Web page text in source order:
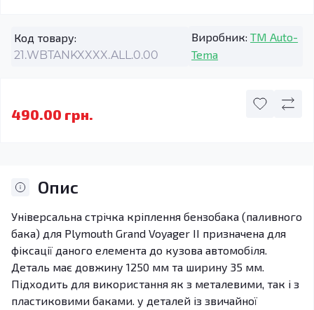
Код товару:
21.WBTANKXXXX.ALL.0.00
Виробник: TM Auto-
Tema
490.00 грн.
Опис
Універсальна стрічка кріплення бензобака (паливного
бака) для Plymouth Grand Voyager II призначена для
фіксації даного елемента до кузова автомобіля.
Деталь має довжину 1250 мм та ширину 35 мм.
Підходить для використання як з металевими, так і з
пластиковими баками. у деталей із звичайної